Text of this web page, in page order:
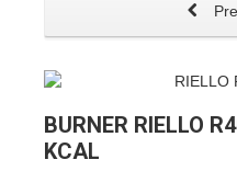
BURNER RIELLO
KCAL